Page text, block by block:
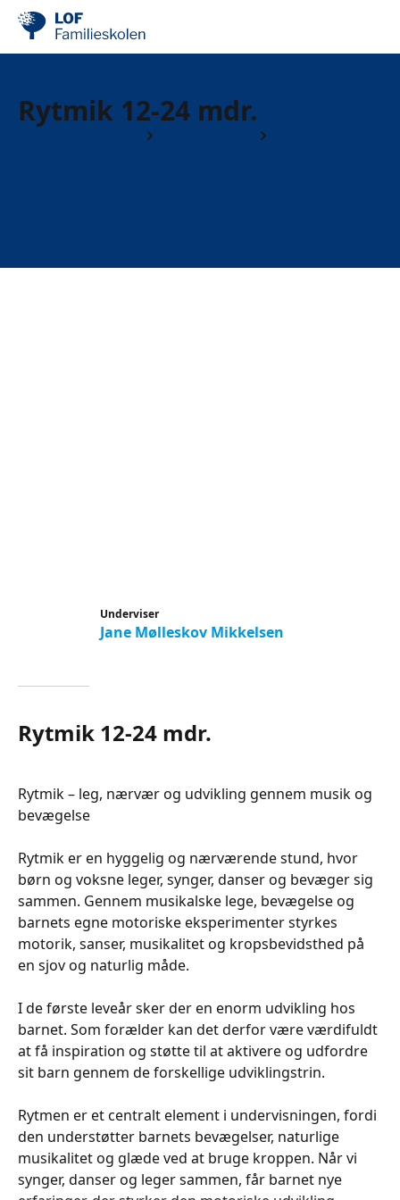
Rytmik 12-24 mdr.
Underviser
Jane Mølleskov Mikkelsen
Rytmik 12-24 mdr.
Rytmik – leg, nærvær og udvikling gennem musik og
bevægelse
Rytmik er en hyggelig og nærværende stund, hvor
børn og voksne leger, synger, danser og bevæger sig
sammen. Gennem musikalske lege, bevægelse og
barnets egne motoriske eksperimenter styrkes
motorik, sanser, musikalitet og kropsbevidsthed på
en sjov og naturlig måde.
I de første leveår sker der en enorm udvikling hos
barnet. Som forælder kan det derfor være værdifuldt
at få inspiration og støtte til at aktivere og udfordre
sit barn gennem de forskellige udviklingstrin.
Rytmen er et centralt element i undervisningen, fordi
den understøtter barnets bevægelser, naturlige
musikalitet og glæde ved at bruge kroppen. Når vi
synger, danser og leger sammen, får barnet nye